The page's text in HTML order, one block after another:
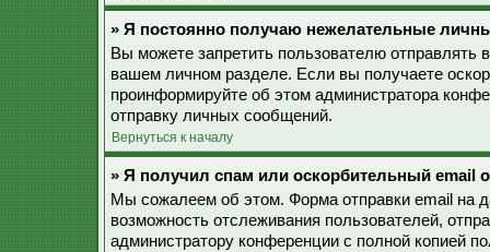
» Я постоянно получаю нежелательные
Вы можете запретить пользователю
вашем личном разделе. Если вы получаете
проинформируйте об этом администратора
отправку личных сообщений.
Вернуться к началу
» Я получил спам или оскорбительный email
Мы сожалеем об этом. Форма отправки email на
возможность отслеживания пользователей,
администратору конференции с полной копией